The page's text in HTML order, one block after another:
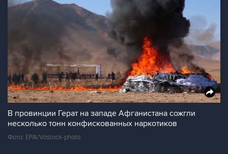
В провинции Герат на западе Афганистана сожгли
несколько тонн конфискованных наркотиков
Фото: EPA/Vostock-photo